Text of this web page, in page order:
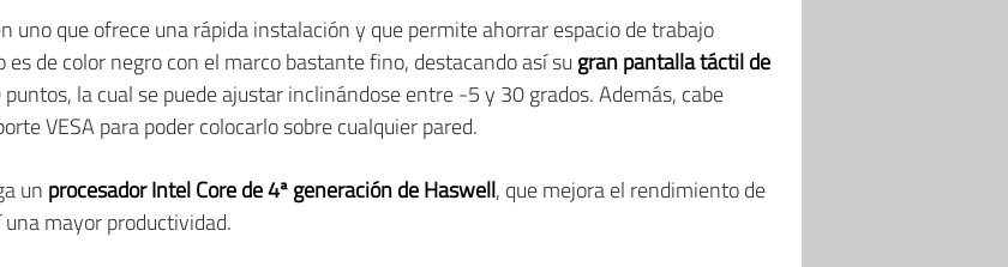
uno que ofrece una rápida instalación y que permite ahorrar espacio de trabajo
de color negro con el marco bastante fino, destacando así su gran pantalla táctil de
la cual se puede ajustar inclinándose entre -5 y 30 grados. Además, cabe
VESA para poder colocarlo sobre cualquier pared.
un procesador Intel Core de 4ª generación de Haswell, que mejora el rendimiento de
mayor productividad.